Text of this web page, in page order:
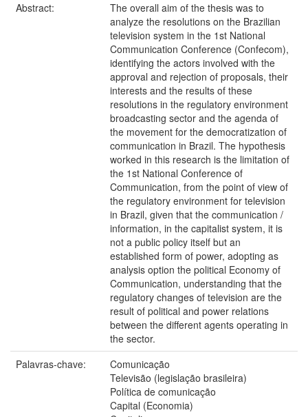
Abstract:
The overall aim of the thesis was to
analyze the resolutions on the Brazilian
television system in the 1st National
Communication Conference (Confecom),
identifying the actors involved with the
approval and rejection of proposals, their
interests and the results of these
resolutions in the regulatory environment
broadcasting sector and the agenda of
the movement for the democratization of
communication in Brazil. The hypothesis
worked in this research is the limitation of
the 1st National Conference of
Communication, from the point of view of
the regulatory environment for television
in Brazil, given that the communication /
information, in the capitalist system, it is
not a public policy itself but an
established form of power, adopting as
analysis option the political Economy of
Communication, understanding that the
regulatory changes of television are the
result of political and power relations
between the different agents operating in
the sector.
Palavras-chave:
Comunicação
Televisão (legislação brasileira)
Política de comunicação
Capital (Economia)